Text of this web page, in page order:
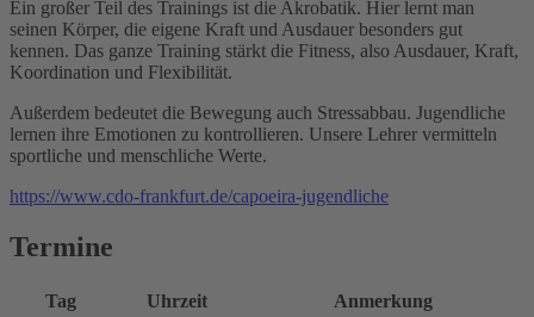
Ein großer Teil des Trainings ist die Akrobatik. Hier lernt man
seinen Körper, die eigene Kraft und Ausdauer besonders gut
kennen. Das ganze Training stärkt die Fitness, also Ausdauer, Kraft,
Koordination und Flexibilität.
Außerdem bedeutet die Bewegung auch Stressabbau. Jugendliche
lernen ihre Emotionen zu kontrollieren. Unsere Lehrer vermitteln
sportliche und menschliche Werte.
https://www.cdo-frankfurt.de/capoeira-jugendliche
Termine
Tag Uhrzeit Anmerkung